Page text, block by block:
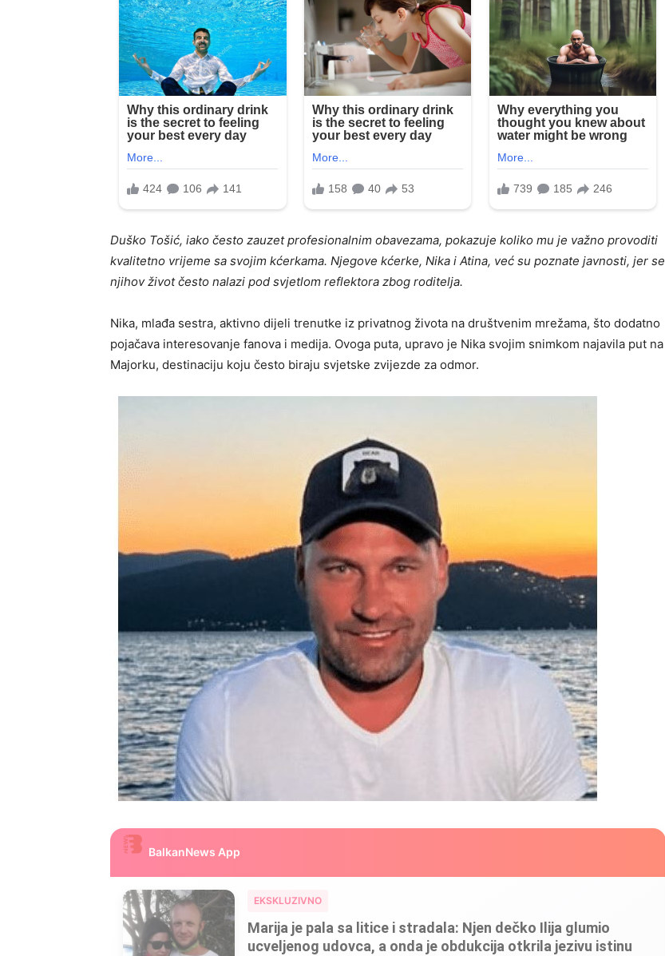
Duško Tošić, iako često zauzet profesionalnim obavezama, pokazuje koliko mu je važno provoditi
kvalitetno vrijeme sa svojim kćerkama. Njegove kćerke, Nika i Atina, već su poznate javnosti, jer se
njihov život često nalazi pod svjetlom reflektora zbog roditelja.
Nika, mlađa sestra, aktivno dijeli trenutke iz privatnog života na društvenim mrežama, što dodatno
pojačava interesovanje fanova i medija. Ovoga puta, upravo je Nika svojim snimkom najavila put na
Majorku, destinaciju koju često biraju svjetske zvijezde za odmor.
BalkanNews App
EKSKLUZIVNO
Marija je pala sa litice i stradala: Njen dečko Ilija glumio
ucveljenog udovca, a onda je obdukcija otkrila jezivu istinu